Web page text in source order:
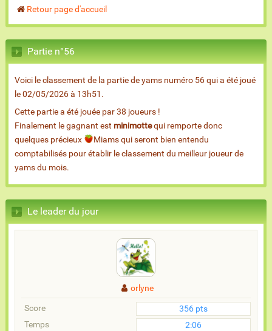
Retour page d'accueil
Partie n°56
Voici le classement de la partie de yams numéro 56 qui a été joué
le 02/05/2026 à 13h51.
Cette partie a été jouée par 38 joueurs !
Finalement le gagnant est minimottequi remporte donc
quelques précieux
Miams qui seront bien entendu
comptabilisés pour établir le classement du meilleur joueur de
yams du mois.
Le leader du jour
orlyne
Score
356 pts
Temps
2:06